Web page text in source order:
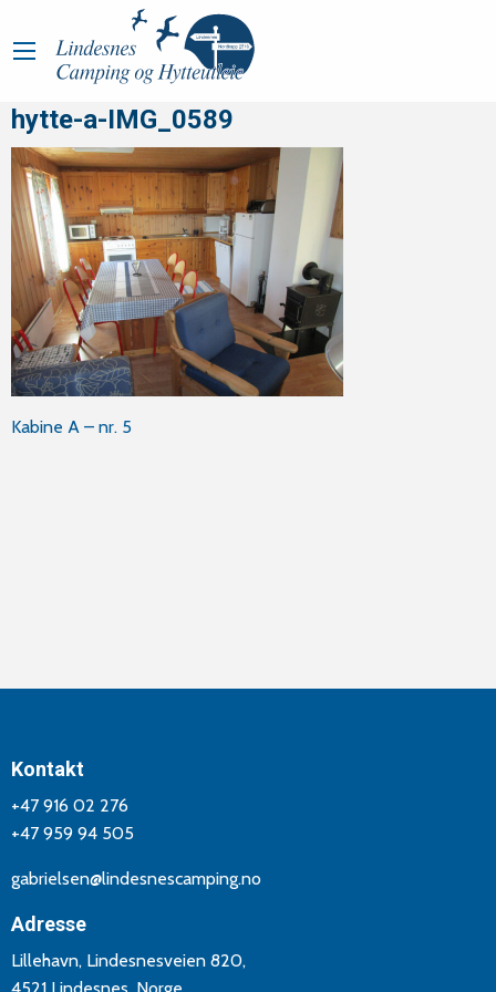
hytte-a-IMG_0589
Innleggsnavigasjon
Kabine A – nr. 5
Kontakt
+47 916 02 276
+47 959 94 505
gabrielsen@lindesnescamping.no
Adresse
Lillehavn, Lindesnesveien 820,